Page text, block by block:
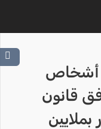
أشخاص
قانون
بملايين